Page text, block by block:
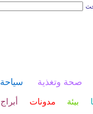
صحة وتغذية
بيئة مدونات أبراج